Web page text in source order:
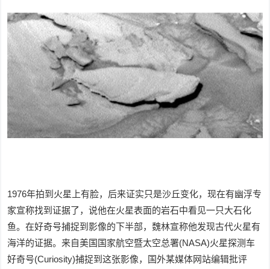
1976年拍到火星上有脸，后来证实只是沙丘变化，现在有幽浮专
家宣称找到证据了，说他在火星表面的岩石中看见一只大石化
鱼。在好奇号捕捉到影像的下半部，魏林宣称他发现古代火星有
海洋的证据。来自美国国家航空暨太空总署(NASA)火星探测车
好奇号(Curiosity)捕捉到这张影像，国外某媒体网站编辑批评